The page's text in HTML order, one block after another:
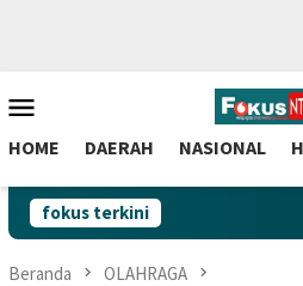
to
contentMobile
HOME DAERAH NASIONAL
fokus terkini
Beranda OLAHRAGA